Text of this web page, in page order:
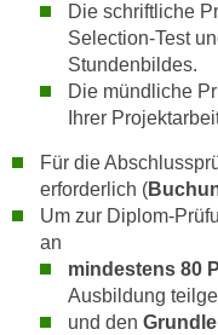
Die schriftliche
Selection-Test
Stundenbildes.
Die mündliche
Ihrer
Für die
erforderlich (
Um zur Diplom-
an
mindestens 80
Ausbildung
und den
e
z